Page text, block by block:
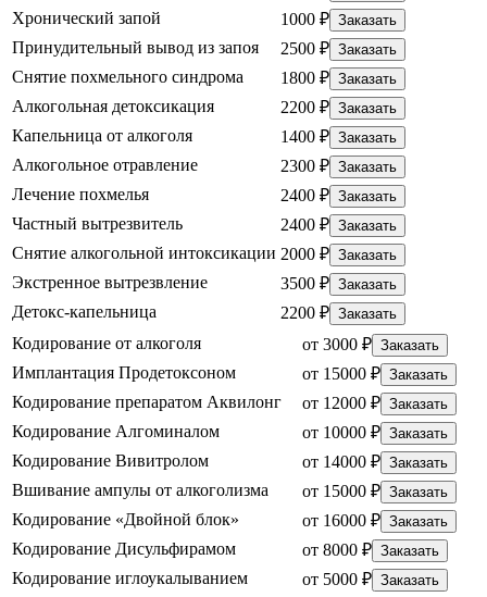
Хронический запой 1000 ₽ Заказать
Принудительный вывод из запоя 2500 ₽ Заказать
Снятие похмельного синдрома 1800 ₽ Заказать
Алкогольная детоксикация 2200 ₽ Заказать
Капельница от алкоголя 1400 ₽ Заказать
Алкогольное отравление 2300 ₽ Заказать
Лечение похмелья 2400 ₽ Заказать
Частный вытрезвитель 2400 ₽ Заказать
Снятие алкогольной интоксикации 2000 ₽ Заказать
Экстренное вытрезвление 3500 ₽ Заказать
Детокс-капельница 2200 ₽ Заказать
Кодирование от алкоголя от 3000 ₽ Заказать
Имплантация Продетоксоном от 15000 ₽ Заказать
Кодирование препаратом Аквилонг от 12000 ₽ Заказать
Кодирование Алгоминалом от 10000 ₽ Заказать
Кодирование Вивитролом от 14000 ₽ Заказать
Вшивание ампулы от алкоголизма от 15000 ₽ Заказать
Кодирование «Двойной блок» от 16000 ₽ Заказать
Кодирование Дисульфирамом от 8000 ₽ Заказать
Кодирование иглоукалыванием от 5000 ₽ Заказать